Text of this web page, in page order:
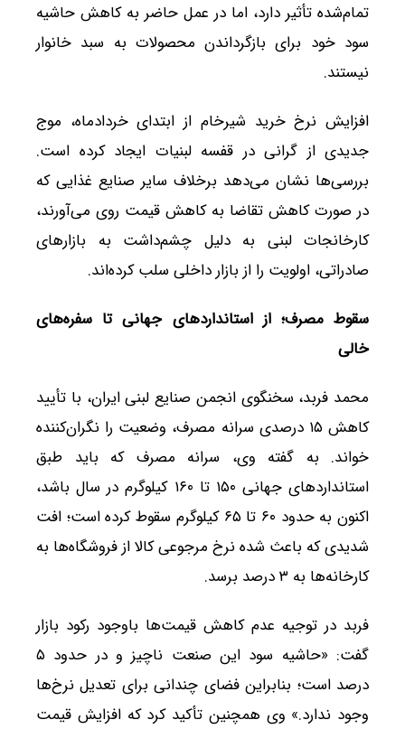
تمام‌شده تأثیر دارد، اما در عمل حاضر به کاهش حاشیه
سود خود برای بازگرداندن محصولات به سبد خانوار
نیستند.
افزایش نرخ خرید شیرخام از ابتدای خردادماه، موج
جدیدی از گرانی در قفسه لبنیات ایجاد کرده است.
بررسی‌ها نشان می‌دهد برخلاف سایر صنایع غذایی که
در صورت کاهش تقاضا به کاهش قیمت روی می‌آورند،
کارخانجات لبنی به دلیل چشم‌داشت به بازارهای
صادراتی، اولویت را از بازار داخلی سلب کرده‌اند.
سقوط مصرف؛ از استانداردهای جهانی تا سفره‌های
خالی
محمد فربد، سخنگوی انجمن صنایع لبنی ایران، با تأیید
کاهش ۱۵ درصدی سرانه مصرف، وضعیت را نگران‌کننده
خواند. به گفته وی، سرانه مصرف که باید طبق
استانداردهای جهانی ۱۵۰ تا ۱۶۰ کیلوگرم در سال باشد،
اکنون به حدود ۶۰ تا ۶۵ کیلوگرم سقوط کرده است؛ افت
شدیدی که باعث شده نرخ مرجوعی کالا از فروشگاه‌ها به
کارخانه‌ها به ۳ درصد برسد.
فربد در توجیه عدم کاهش قیمت‌ها باوجود رکود بازار
گفت: «حاشیه سود این صنعت ناچیز و در حدود ۵
درصد است؛ بنابراین فضای چندانی برای تعدیل نرخ‌ها
وجود ندارد.» وی همچنین تأکید کرد که افزایش قیمت